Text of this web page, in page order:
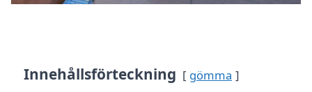
Innehållsförteckning gömma